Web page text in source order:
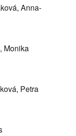
Anna-
Monika
Petra